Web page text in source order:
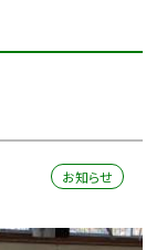
お知らせ